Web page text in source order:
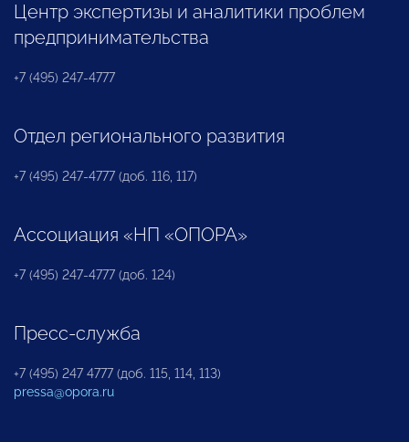
Центр экспертизы и аналитики проблем
предпринимательства
+7 (495) 247-4777
Отдел регионального развития
+7 (495) 247-4777 (доб. 116, 117)
Ассоциация «НП «ОПОРА»
+7 (495) 247-4777 (доб. 124)
Пресс-служба
+7 (495) 247 4777 (доб. 115, 114, 113)
pressa@opora.ru